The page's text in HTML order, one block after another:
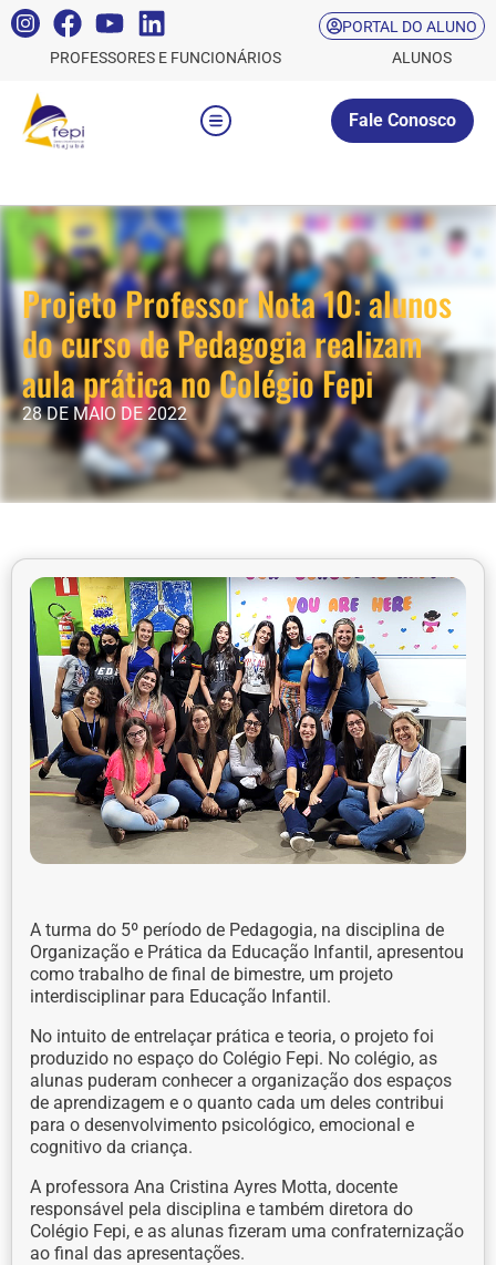
PORTAL DO ALUNO
PROFESSORES E FUNCIONÁRIOS
ALUNOS
Fale Conosco
Projeto Professor Nota 10: alunos
do curso de Pedagogia realizam
aula prática no Colégio Fepi
28 DE MAIO DE 2022
A turma do 5º período de Pedagogia, na disciplina de
Organização e Prática da Educação Infantil, apresentou
como trabalho de final de bimestre, um projeto
interdisciplinar para Educação Infantil.
No intuito de entrelaçar prática e teoria, o projeto foi
produzido no espaço do Colégio Fepi. No colégio, as
alunas puderam conhecer a organização dos espaços
de aprendizagem e o quanto cada um deles contribui
para o desenvolvimento psicológico, emocional e
cognitivo da criança.
A professora Ana Cristina Ayres Motta, docente
responsável pela disciplina e também diretora do
Colégio Fepi, e as alunas fizeram uma confraternização
ao final das apresentações.